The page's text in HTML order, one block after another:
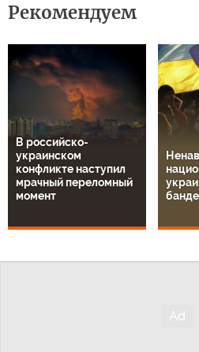
Рекомендуем
В российско-
украинском
конфликте наступил
мрачный переломный
момент